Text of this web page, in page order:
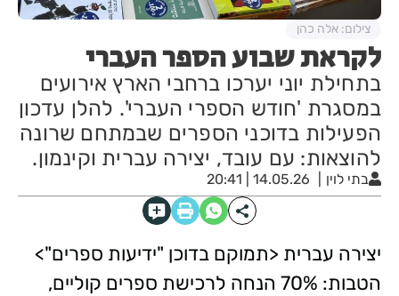
לקראת שבוע הספר העברי
בתחילת יוני יערכו ברחבי הארץ אירועים
במסגרת 'חודש הספרי העברי'. להלן עדכון
הפעילות בדוכני הספרים שבמתחם שרונה
להוצאות: עם עובד, יצירה עברית וקינמון.
בתי לוין 14.05.26 | 20:41
צילום: אלה כהן
יצירה עברית <תמוקם בדוכן "ידיעות ספרים">
הטבות: 70% הנחה לרכישת ספרים קוליים,